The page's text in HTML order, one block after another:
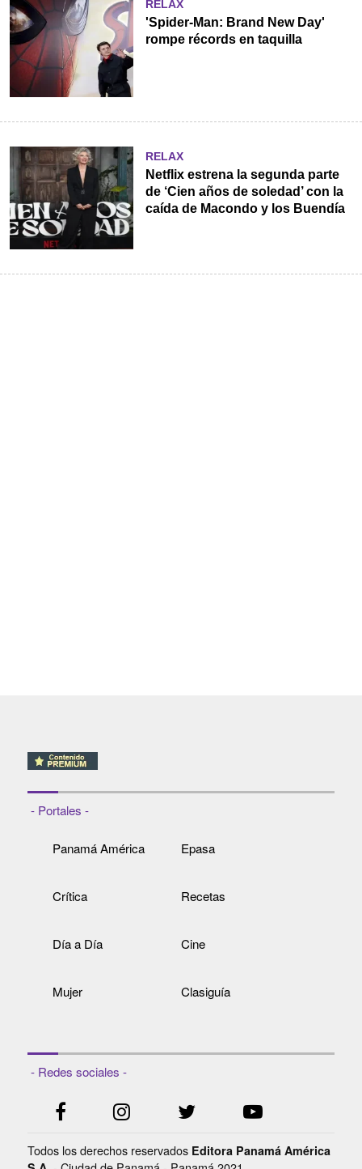
RELAX
'Spider-Man: Brand New Day'
rompe récords en taquilla
RELAX
Netflix estrena la segunda parte
de ‘Cien años de soledad’ con la
caída de Macondo y los Buendía
- Portales -
Panamá América Epasa
Crítica Recetas
Día a Día Cine
Mujer Clasiguía
- Redes sociales -
Todos los derechos reservados Editora Panamá América